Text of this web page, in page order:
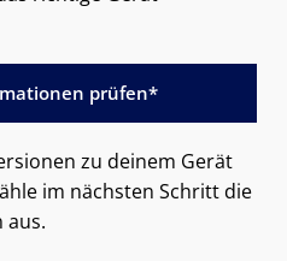
prüfen*
zu deinem Gerät
im nächsten Schritt die
aus.